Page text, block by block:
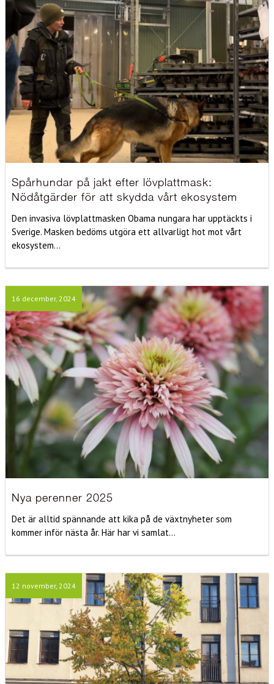
Spårhundar på jakt efter lövplattmask:
Nödåtgärder för att skydda vårt ekosystem
Den invasiva lövplattmasken Obama nungara har upptäckts i
Sverige. Masken bedöms utgöra ett allvarligt hot mot vårt
ekosystem...
16 december, 2024
Nya perenner 2025
Det är alltid spännande att kika på de växtnyheter som
kommer inför nästa år. Här har vi samlat...
12 november, 2024